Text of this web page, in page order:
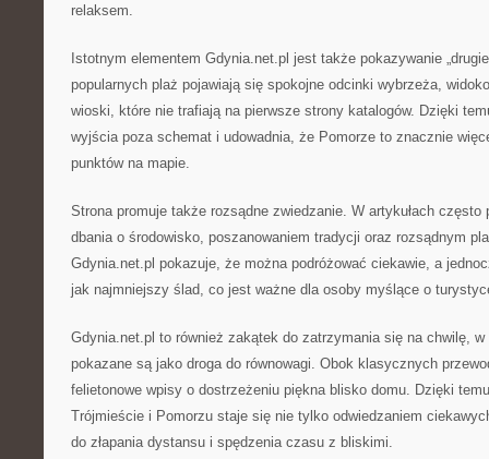
relaksem.
Istotnym elementem Gdynia.net.pl jest także pokazywanie
popularnych plaż pojawiają się spokojne odcinki wybrzeża,
wioski, które nie trafiają na pierwsze strony katalogów. Dzięki
wyjścia poza schemat i udowadnia, że Pomorze to znacznie
punktów na mapie.
Strona promuje także rozsądne zwiedzanie. W artykułach często
dbania o środowisko, poszanowaniem tradycji oraz rozsądnym
Gdynia.net.pl pokazuje, że można podróżować ciekawie, a
jak najmniejszy ślad, co jest ważne dla osoby myślące o
Gdynia.net.pl to również zakątek do zatrzymania się na chwilę,
pokazane są jako droga do równowagi. Obok klasycznych
felietonowe wpisy o dostrzeżeniu piękna blisko domu. Dzięki
Trójmieście i Pomorzu staje się nie tylko odwiedzaniem
do złapania dystansu i spędzenia czasu z bliskimi.